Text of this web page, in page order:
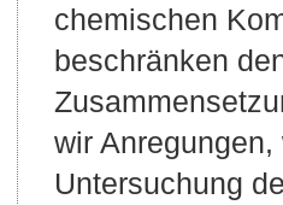
chemischen
beschränken
wir
Untersuchung